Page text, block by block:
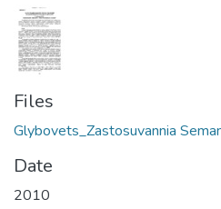
Files
Glybovets_Zastosuvannia
Date
2010